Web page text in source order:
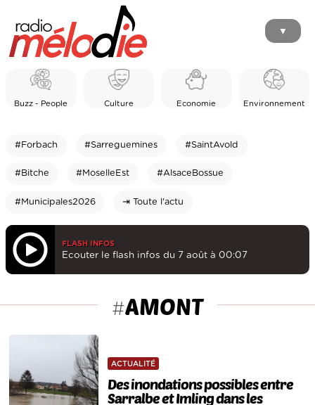
▼
Buzz - People Culture Economie Environnement
#Forbach #Sarreguemines #SaintAvold
#Bitche #MoselleEst #AlsaceBossue
#Municipales2026 ⇥ Toute l'actu
FLASH INFOS
Ecouter le flash infos du 7 août à 00:07
#AMONT
ACTUALITÉ
Des inondations possibles entre
Sarralbe et Imling dans les